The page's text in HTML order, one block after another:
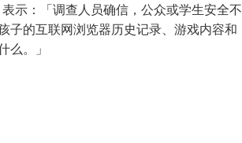
表示：「调查人员确信，公众或学生安全不
子的互联网浏览器历史记录、游戏内容和
么。」